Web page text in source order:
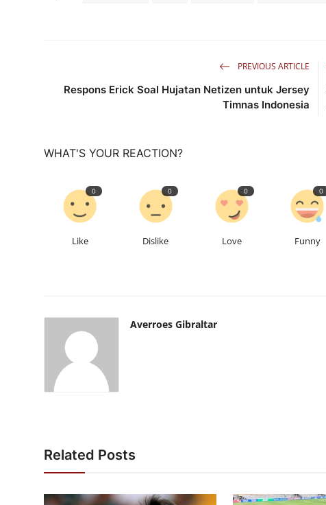
PREVIOUS ARTICLE
Respons Erick Soal Hujatan Netizen untuk Jersey
Timnas Indonesia
WHAT'S YOUR REACTION?
0
Like
0
Dislike
0
Love
0
Funny
Averroes Gibraltar
Related Posts